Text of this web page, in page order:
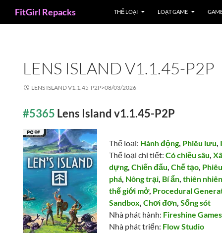
FitGirl Repacks THỂ LOẠI LOẠT GAME
LENS ISLAND V1.1.45-P2P
LENS ISLAND V1.1.45-P2P>08/03/2026
#5365 Lens Island v1.1.45-P2P
Thể loại: Hành động, Phiêu lưu,
Thể loại chi tiết:Có chiều sâu,
dựng,Chiến đấu,Chế tạo,
phá, Nông trại, Bí ẩn,thiên
thế giới mở, Procedural
Sandbox,Chơi đơn,Sống sót
Nhà phát hành: Fireshine Games
Nhà phát triển: Flow Studio